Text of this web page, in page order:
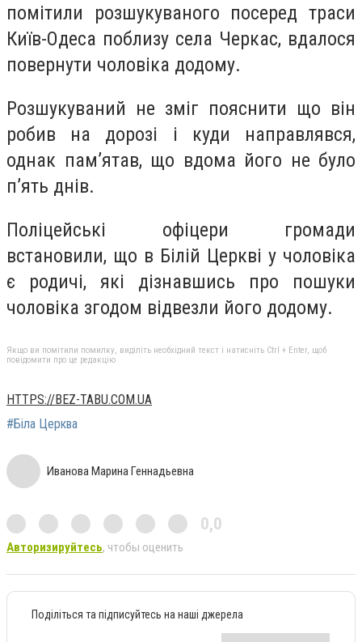
помітили розшукуваного посеред траси
Київ-Одеса поблизу села Черкас, вдалося
повернути чоловіка додому.
Розшукуваний не зміг пояснити що він
робив на дорозі і куди направлявся,
однак пам’ятав, що вдома його не було
п’ять днів.
Поліцейські офіцери громади
встановили, що в Білій Церкві у чоловіка
є родичі, які дізнавшись про пошуки
чоловіка згодом відвезли його додому.
Якщо ви помітили помилку, виділіть необхідний текст і натисніть Ctrl + Enter, щоб
повідомити про це редакцію
HTTPS://BEZ-TABU.COM.UA
#Біла Церква
Иванова Марина Геннадьевна
0,0
Авторизируйтесь, чтобы оценить
Поділіться та підписуйтесь на наші джерела